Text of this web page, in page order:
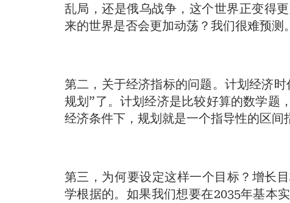
乱局，还是俄乌战争，这个世界正变得
来的世界是否会更加动荡？我们很难预测。
第二，关于经济指标的问题。计划经济
规划”了。计划经济是比较好算的数学题
经济条件下，规划就是一个指导性的区间
第三，为何要设定这样一个目标？增长
学根据的。如果我们想要在2035年基本